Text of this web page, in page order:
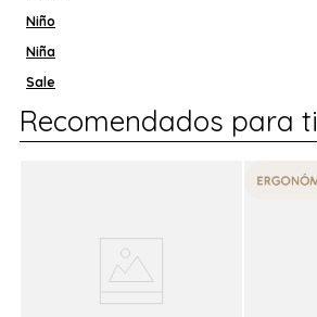
Niño
Niña
Sale
Recomendados para ti